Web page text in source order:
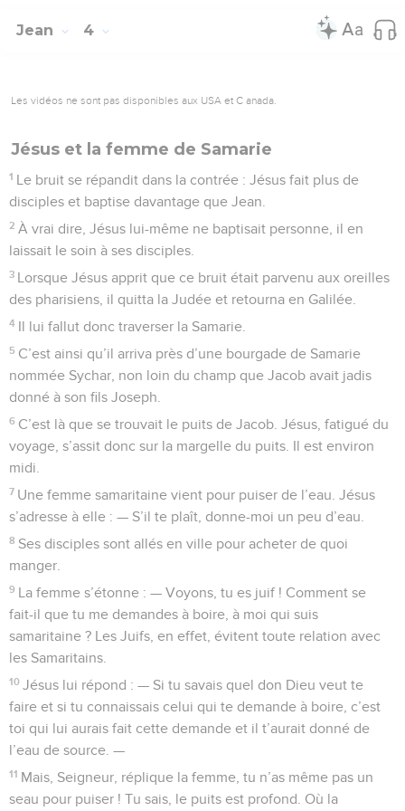
Jean 4
Les vidéos ne sont pas disponibles aux USA et C anada.
Jésus et la femme de Samarie
1 Le bruit se répandit dans la contrée : Jésus fait plus de
disciples et baptise davantage que Jean.
2 À vrai dire, Jésus lui-même ne baptisait personne, il en
laissait le soin à ses disciples.
3 Lorsque Jésus apprit que ce bruit était parvenu aux oreilles
des pharisiens, il quitta la Judée et retourna en Galilée.
4 Il lui fallut donc traverser la Samarie.
5 C’est ainsi qu’il arriva près d’une bourgade de Samarie
nommée Sychar, non loin du champ que Jacob avait jadis
donné à son fils Joseph.
6 C’est là que se trouvait le puits de Jacob. Jésus, fatigué du
voyage, s’assit donc sur la margelle du puits. Il est environ
midi.
7 Une femme samaritaine vient pour puiser de l’eau. Jésus
s’adresse à elle : — S’il te plaît, donne-moi un peu d’eau.
8 Ses disciples sont allés en ville pour acheter de quoi
manger.
9 La femme s’étonne : — Voyons, tu es juif ! Comment se
fait-il que tu me demandes à boire, à moi qui suis
samaritaine ? Les Juifs, en effet, évitent toute relation avec
les Samaritains.
10 Jésus lui répond : — Si tu savais quel don Dieu veut te
faire et si tu connaissais celui qui te demande à boire, c’est
toi qui lui aurais fait cette demande et il t’aurait donné de
l’eau de source. —
11 Mais, Seigneur, réplique la femme, tu n’as même pas un
seau pour puiser ! Tu sais, le puits est profond. Où la